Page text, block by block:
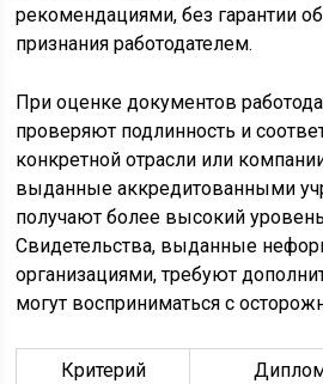
рекомендациями, без гарантии
признания работодателем.
При оценке документов
проверяют подлинность и
конкретной отрасли или
выданные аккредитованными
получают более высокий
Свидетельства, выданные
организациями, требуют
могут восприниматься с
Критерий